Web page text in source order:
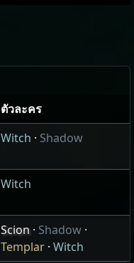
ตัวละคร
Witch · Shadow
Witch
Scion· Shadow ·
Templar · Witch